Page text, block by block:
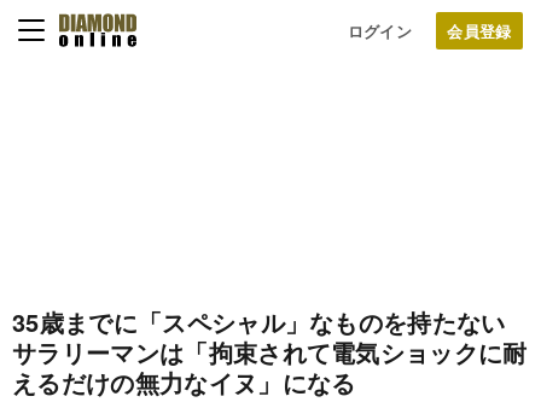
ログイン
35歳までに「スペシャル」なものを持たない
サラリーマンは「拘束されて電気ショックに耐
えるだけの無力なイヌ」になる